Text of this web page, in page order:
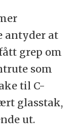
antyder at
grep om
som
til C-
glasstak,
ut.